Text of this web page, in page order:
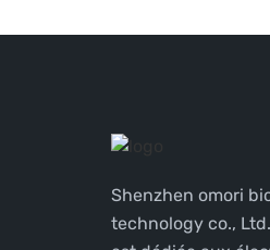
Shenzhen omori
technology co.,